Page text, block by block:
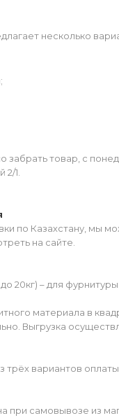
несколько
товар, с
1.
по Казахстану, мы
на сайте.
20кг) – для фурнитуры.
материала в
Выгрузка
трёх вариантов
при самовывозе из